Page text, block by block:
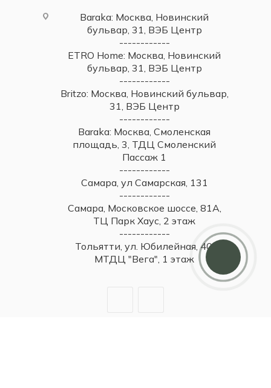
Baraka: Москва, Новинский
бульвар, 31, ВЭБ Центр
------------
ETRO Home: Москва, Новинский
бульвар, 31, ВЭБ Центр
------------
Britzo: Москва, Новинский бульвар,
31, ВЭБ Центр
------------
Baraka: Москва, Смоленская
площадь, 3, ТДЦ Смоленский
Пассаж 1
------------
Самара, ул Самарская, 131
------------
Самара, Московское шоссе, 81А,
ТЦ Парк Хаус, 2 этаж
------------
Тольятти, ул. Юбилейная, 40,
МТДЦ "Вега", 1 этаж